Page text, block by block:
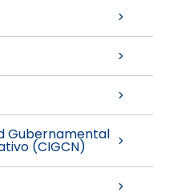
Gubernamental
(CIGCN)